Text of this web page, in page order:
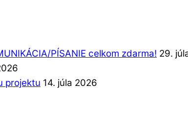
PÍSANIE celkom zdarma! 29.
projektu 14. júla 2026